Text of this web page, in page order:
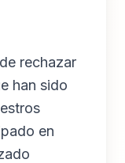
rechazar
han sido
en